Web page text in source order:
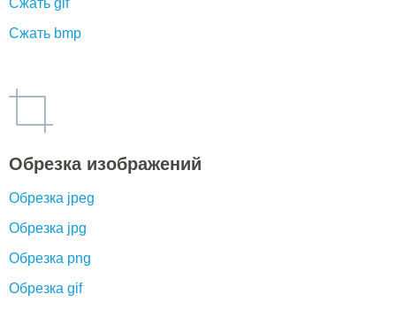
Сжать gif
Сжать bmp
Обрезка изображений
Обрезка jpeg
Обрезка jpg
Обрезка png
Обрезка gif